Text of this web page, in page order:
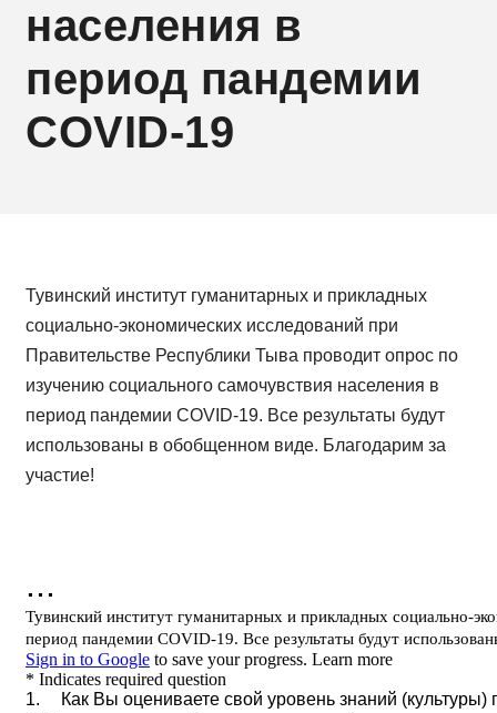
населения в
период пандемии
COVID-19
Тувинский институт гуманитарных и прикладных
социально-экономических исследований при
Правительстве Республики Тыва проводит опрос по
изучению социального самочувствия населения в
период пандемии COVID-19. Все результаты будут
использованы в обобщенном виде. Благодарим за
участие!